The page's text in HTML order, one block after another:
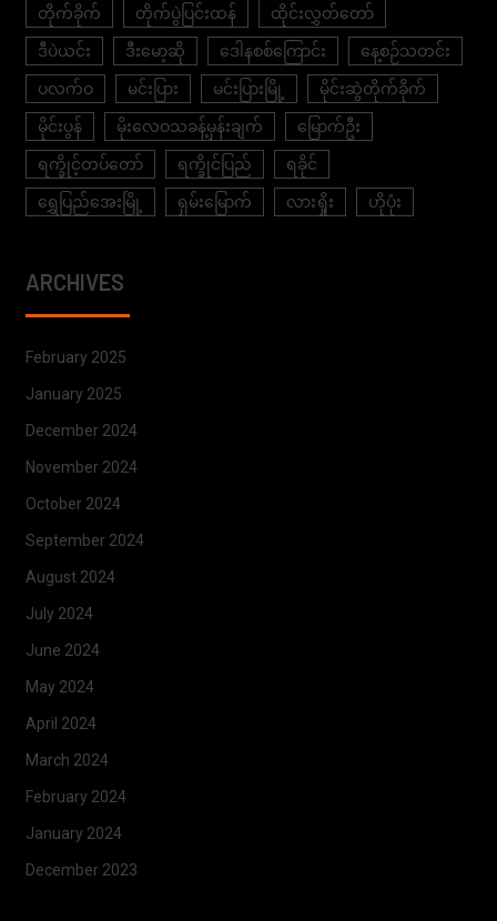
တိုက်ခိုက် တိုက်ပွဲပြင်းထန် ထိုင်းလွှတ်တော်
ဒီပဲယင်း ဒီးမော့ဆို ဒေါနစစ်ကြောင်း နေ့စဉ်သတင်း
ပလက်ဝ မင်းပြား မင်းပြားမြို့ မိုင်းဆွဲတိုက်ခိုက်
မိုင်းပွန် မိုးလေဝသခန့်မှန်းချက် မြောက်ဦး
ရက္ခိုင့်တပ်တော် ရက္ခိုင်ပြည် ရခိုင်
ရွှေပြည်အေးမြို့ ရှမ်းမြောက် လားရှိုး ဟိုပုံး
ARCHIVES
February 2025
January 2025
December 2024
November 2024
October 2024
September 2024
August 2024
July 2024
June 2024
May 2024
April 2024
March 2024
February 2024
January 2024
December 2023